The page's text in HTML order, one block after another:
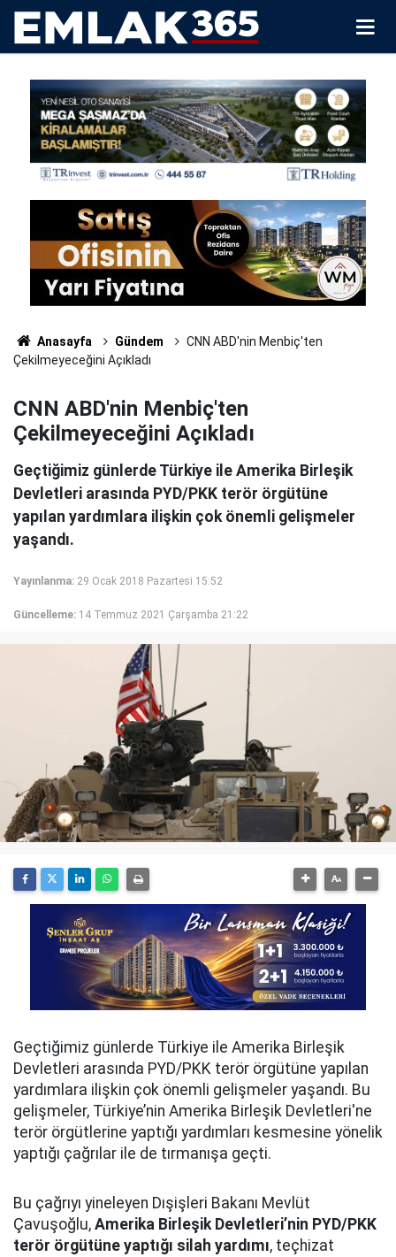
Anasayfa Gündem
CNN ABD'nin Menbiç'ten
Çekilmeyeceğini Açıkladı
CNN ABD'nin Menbiç'ten
Çekilmeyeceğini Açıkladı
Geçtiğimiz günlerde Türkiye ile Amerika Birleşik
Devletleri arasında PYD/PKK terör örgütüne
yapılan yardımlara ilişkin çok önemli gelişmeler
yaşandı.
Yayınlanma: 29 Ocak 2018 Pazartesi 15:52
Güncelleme: 14 Temmuz 2021 Çarşamba 21:22
Geçtiğimiz günlerde Türkiye ile Amerika Birleşik
Devletleri arasında PYD/PKK terör örgütüne yapılan
yardımlara ilişkin çok önemli gelişmeler yaşandı. Bu
gelişmeler, Türkiye’nin Amerika Birleşik Devletleri'ne
terör örgütlerine yaptığı yardımları kesmesine yönelik
yaptığı çağrılar ile de tırmanışa geçti.
Bu çağrıyı yineleyen Dışişleri Bakanı Mevlüt
Çavuşoğlu, Amerika Birleşik Devletleri’nin PYD/PKK
terör örgütüne yaptığı silah yardımı, teçhizat